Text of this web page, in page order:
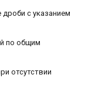
с указанием
по общим
отсутствии